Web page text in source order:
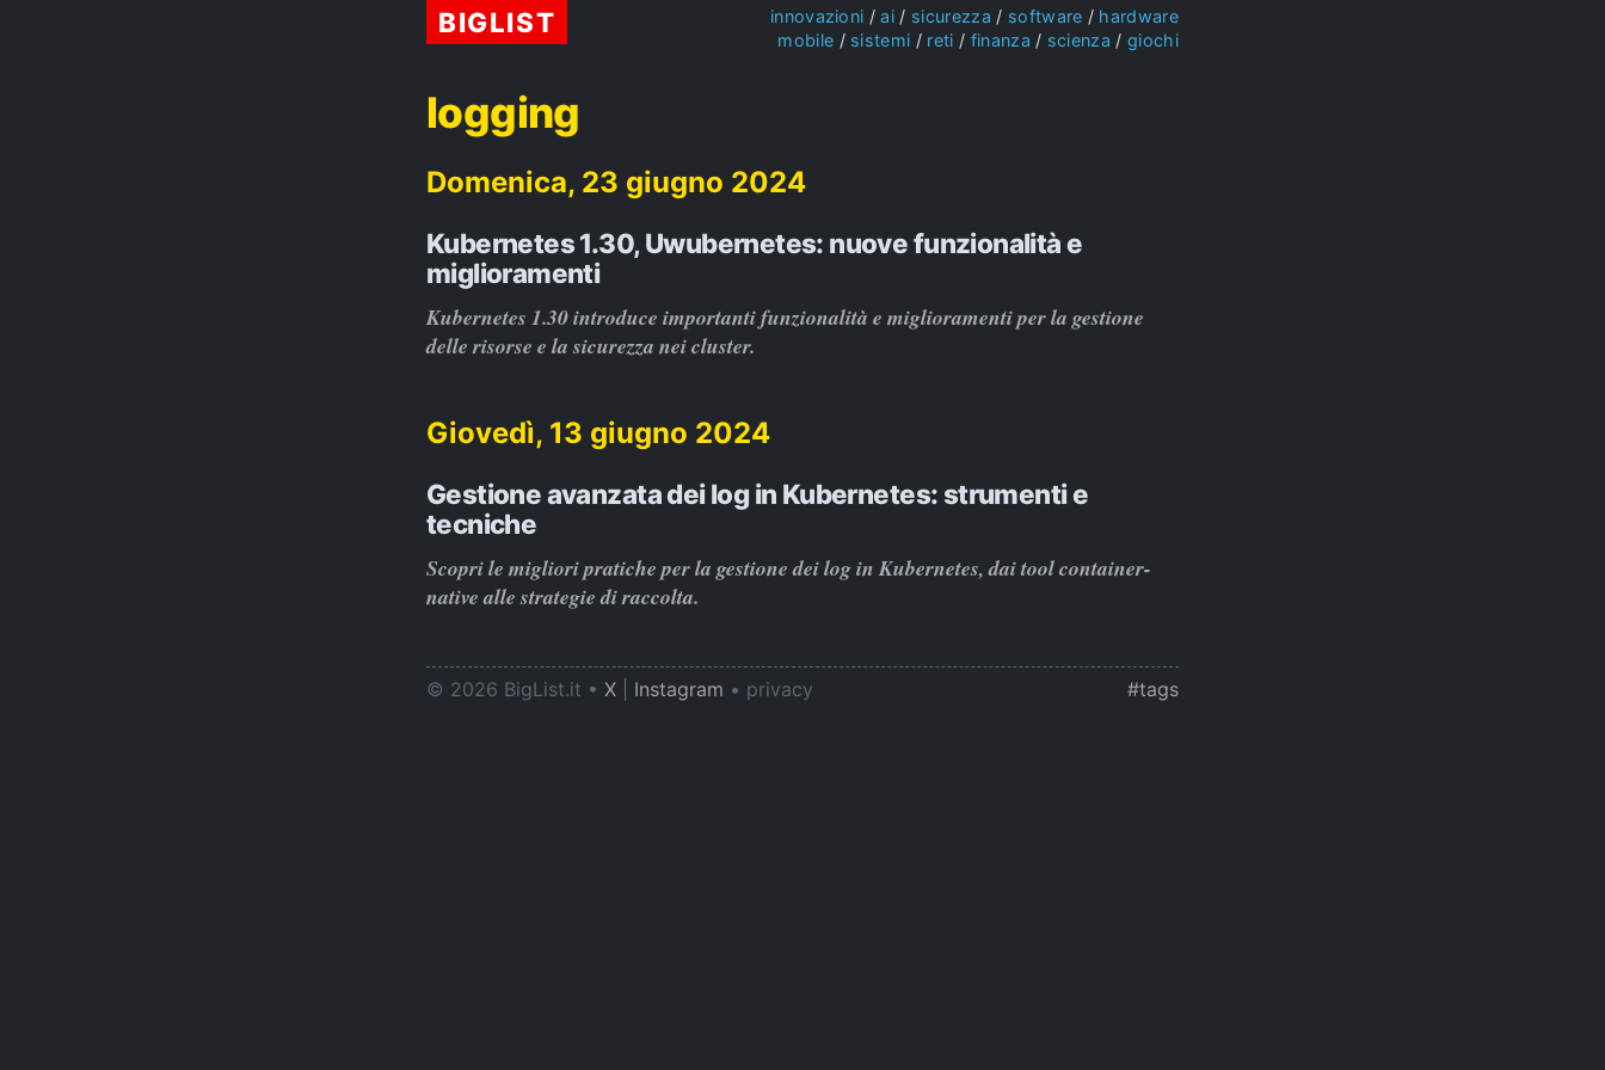
BIGLIST innovazioni ai sicurezza software
hardware
mobile
sistemi reti finanza scienza giochi
logging
Domenica, 23 giugno 2024
Kubernetes 1.30, Uwubernetes: nuove funzionalità e
miglioramenti
Kubernetes 1.30 introduce importanti funzionalità e miglioramenti per la gestione
delle risorse e la sicurezza nei cluster.
Giovedì, 13 giugno 2024
Gestione avanzata dei log in Kubernetes: strumenti e
tecniche
Scopri le migliori pratiche per la gestione dei log in Kubernetes, dai tool container-
native alle strategie di raccolta.
© 2026 BigList.it • X Instagram • privacy #tags